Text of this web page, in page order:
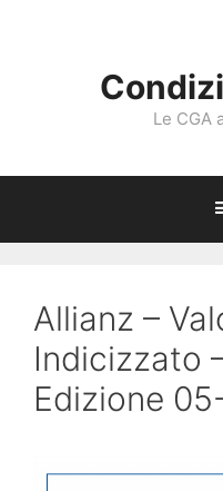
Le CGA
Allianz –
Indicizzato
Edizione